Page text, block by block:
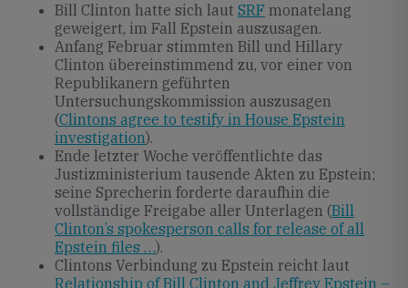
Bill Clinton hatte sich laut SRF monatelang
geweigert, im Fall Epstein auszusagen.
Anfang Februar stimmten Bill und Hillary
Clinton übereinstimmend zu, vor einer von
Republikanern geführten
Untersuchungskommission auszusagen
(Clintons agree to testify in House Epstein
investigation).
Ende letzter Woche veröffentlichte das
Justizministerium tausende Akten zu Epstein;
seine Sprecherin forderte daraufhin die
vollständige Freigabe aller Unterlagen (Bill
Clinton’s spokesperson calls for release of all
Epstein files …).
Clintons Verbindung zu Epstein reicht laut
Relationship of Bill Clinton and Jeffrey Epstein –